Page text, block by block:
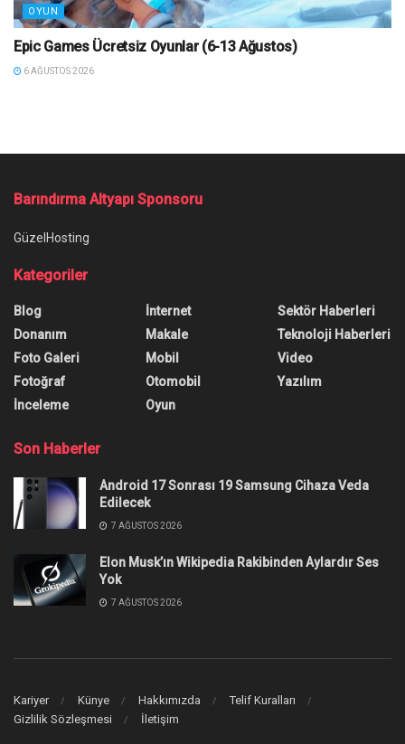
OYUN
Epic Games Ücretsiz Oyunlar (6-13 Ağustos)
6 AĞUSTOS 2026
Barındırma Altyapı Sponsoru
GüzelHosting
Kategoriler
Blog
Donanım
Foto Galeri
Fotoğraf
İnceleme
İnternet
Makale
Mobil
Otomobil
Oyun
Sektör Haberleri
Teknoloji Haberleri
Video
Yazılım
Son Haberler
Android 17 Sonrası 19 Samsung Cihaza Veda
Edilecek
7 AĞUSTOS 2026
Elon Musk’ın Wikipedia Rakibinden Aylardır Ses
Yok
7 AĞUSTOS 2026
Kariyer Künye Hakkımızda
Telif Kuralları
Gizlilik Sözleşmesi
İletişim